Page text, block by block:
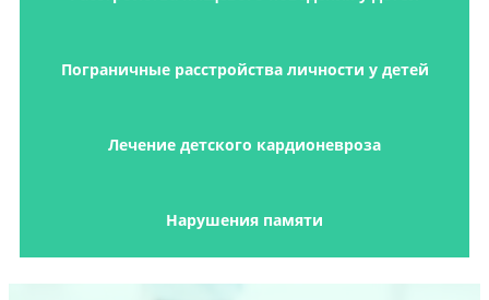
Пограничные расстройства личности у детей
Лечение детского кардионевроза
Нарушения памяти